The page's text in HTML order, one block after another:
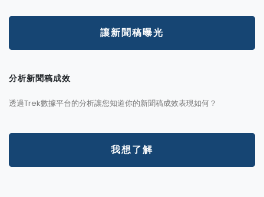
讓新聞稿曝光
分析新聞稿成效
透過Trek數據平台的分析讓您知道你的新聞稿成效表現如何？
我想了解